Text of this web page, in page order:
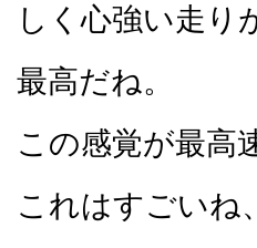
しく心強い走り
最高だね。
この感覚が最高
これはすごい